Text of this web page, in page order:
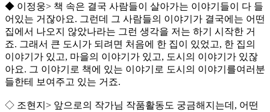
◆ 이정웅> 책 속은 결국 사람들이 살아가는 이야기들이 다 들
어있는 거잖아요. 그런데 그 사람들의 이야기가 결국에는 어떤
집에서 나오지 않았나라는 그런 생각을 저는 하기 시작한 거
죠. 그래서 큰 도시가 되려면 처음에 한 집이 있었고, 한 집의
이야기가 있고, 마을의 이야기가 있고, 도시의 이야기가 있잖
아요. 그 이야기로 책에 있는 이야기로 도시의 이야기를여러분
들한테 보여주고 있는 거죠.
◇ 조현지> 앞으로의 작가님 작품활동도 궁금해지는데, 어떤